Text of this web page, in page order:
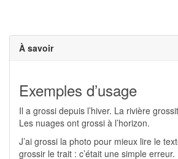
À savoir
Exemples d’usage
Il a grossi depuis l’hiver. La rivière
Les nuages ont grossi à l’horizon.
J’ai grossi la photo pour mieux lire le
grossir le trait : c’était une simple